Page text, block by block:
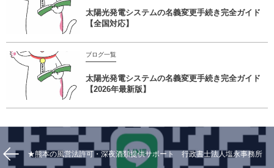
太陽光発電システムの名義変更手続き完全ガイド
【全国対応】
ブログ一覧
太陽光発電システムの名義変更手続き完全ガイド
【2026年最新版】
★熊本の風営法許可・深夜酒類提供サポート 行政書士法人塩永事務所